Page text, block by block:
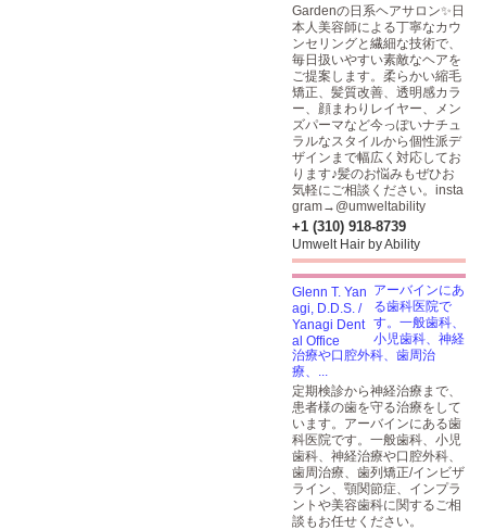
Gardenの日系ヘアサロン✨日
本人美容師による丁寧なカウ
ンセリングと繊細な技術で、
毎日扱いやすい素敵なヘアを
ご提案します。柔らかい縮毛
矯正、髪質改善、透明感カラ
ー、顔まわりレイヤー、メン
ズパーマなど今っぽいナチュ
ラルなスタイルから個性派デ
ザインまで幅広く対応してお
ります♪髪のお悩みもぜひお
気軽にご相談ください。insta
gram→@umweltability
+1 (310) 918-8739
Umwelt Hair by Ability
アーバインにあ
る歯科医院で
す。一般歯科、
小児歯科、神経
治療や口腔外科、歯周治
療、...
定期検診から神経治療まで、
患者様の歯を守る治療をして
います。アーバインにある歯
科医院です。一般歯科、小児
歯科、神経治療や口腔外科、
歯周治療、歯列矯正/インビザ
ライン、顎関節症、インプラ
ントや美容歯科に関するご相
談もお任せください。